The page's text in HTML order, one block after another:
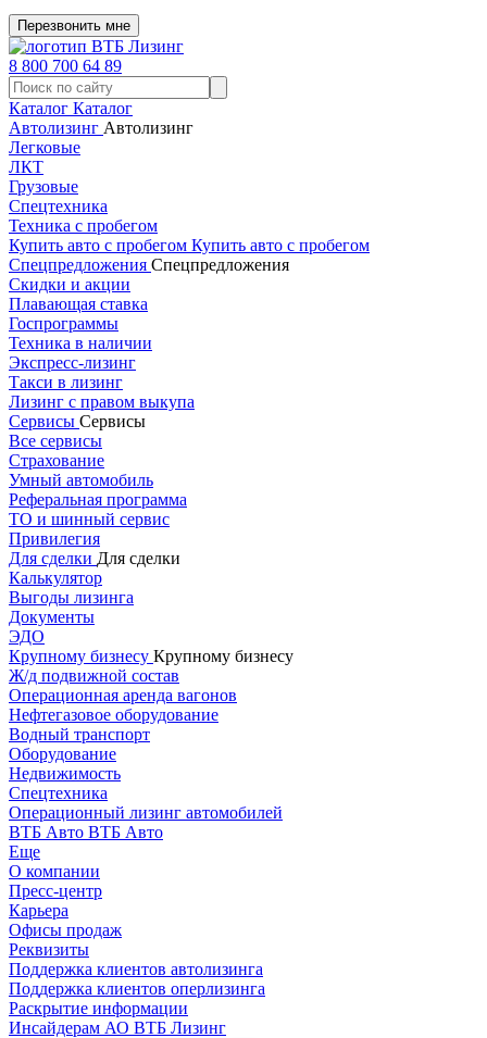
Перезвонить мне
8 800 700 64 89
Каталог Каталог
Автолизинг Автолизинг
Легковые
ЛКТ
Грузовые
Спецтехника
Техника с пробегом
Купить авто с пробегом Купить авто с пробегом
Спецпредложения Спецпредложения
Скидки и акции
Плавающая ставка
Госпрограммы
Техника в наличии
Экспресс-лизинг
Такси в лизинг
Лизинг с правом выкупа
Сервисы Сервисы
Все сервисы
Страхование
Умный автомобиль
Реферальная программа
ТО и шинный сервис
Привилегия
Для сделки Для сделки
Калькулятор
Выгоды лизинга
Документы
ЭДО
Крупному бизнесу Крупному бизнесу
Ж/д подвижной состав
Операционная аренда вагонов
Нефтегазовое оборудование
Водный транспорт
Оборудование
Недвижимость
Спецтехника
Операционный лизинг автомобилей
ВТБ Авто ВТБ Авто
Еще
О компании
Пресс-центр
Карьера
Офисы продаж
Реквизиты
Поддержка клиентов автолизинга
Поддержка клиентов оперлизинга
Раскрытие информации
Инсайдерам АО ВТБ Лизинг